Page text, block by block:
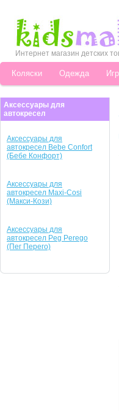
Интернет магазин детских
Коляски Одежда
Аксессуары для
автокресел
Аксессуары для
автокресел Bebe Confort
(Бебе Конфорт)
Аксессуары для
автокресел Maxi-Cosi
(Макси-Кози)
Аксессуары для
автокресел Peg Perego
(Пег Перего)